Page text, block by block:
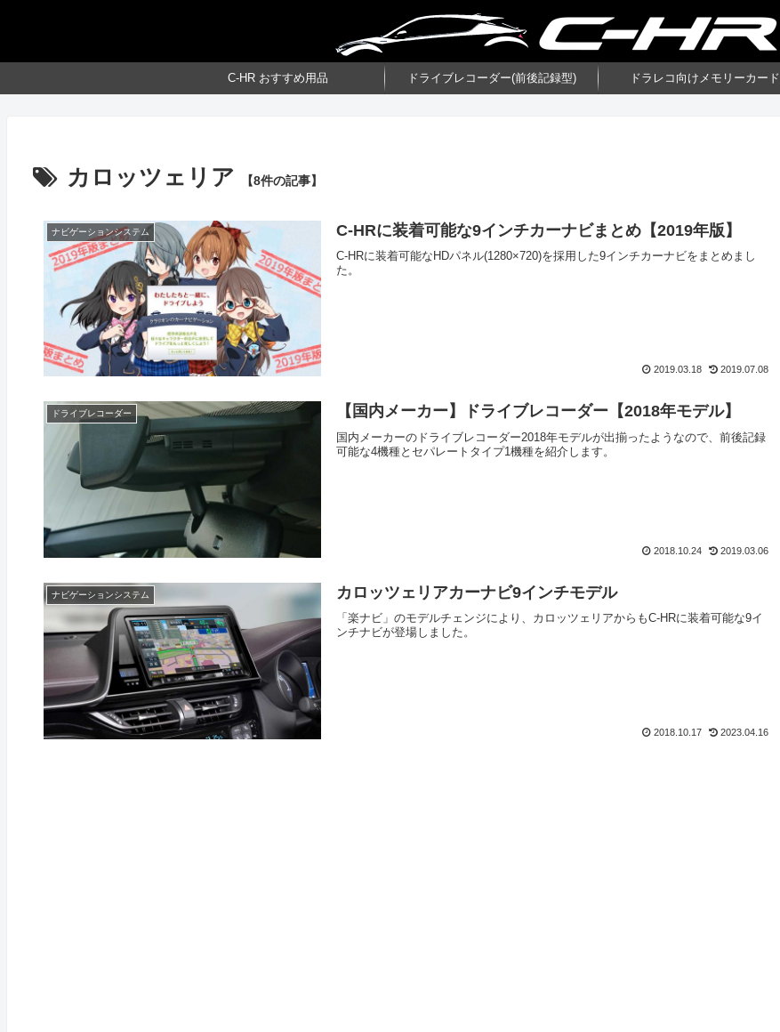
C-HR おすすめ用品 ドライブレコーダー(前後記録型) ドラレコ向けメモリーカード
カロッツェリア 【8件の記事】
ナビゲーションシステム C-HRに装着可能な9インチカーナビまとめ【2019年版】
C-HRに装着可能なHDパネル(1280×720)を採用した9インチカーナビをまとめまし
た。
2019.03.18 2019.07.08
ドライブレコーダー 【国内メーカー】ドライブレコーダー【2018年モデル】
国内メーカーのドライブレコーダー2018年モデルが出揃ったようなので、前後記録
可能な4機種とセパレートタイプ1機種を紹介します。
2018.10.24 2019.03.06
ナビゲーションシステム カロッツェリアカーナビ9インチモデル
「楽ナビ」のモデルチェンジにより、カロッツェリアからもC-HRに装着可能な9イ
ンチナビが登場しました。
2018.10.17 2023.04.16